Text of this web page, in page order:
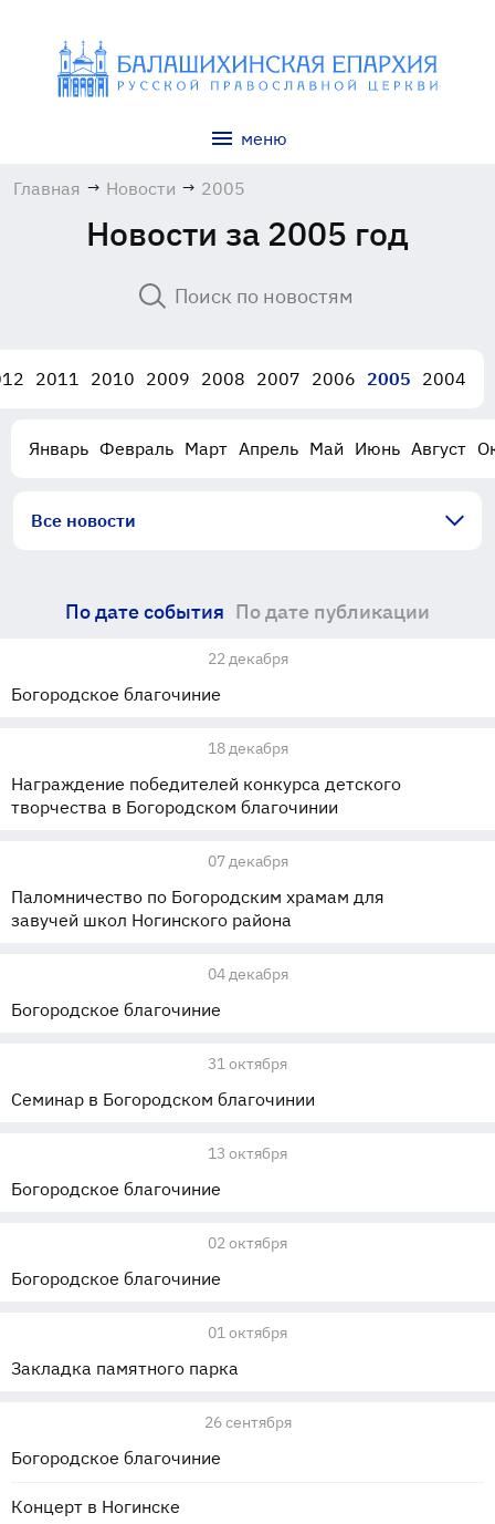
меню
Главная → Новости → 2005
Новости за 2005 год
2011 2010 2009 2008 2007 2006 2005 2004
Январь Февраль Март Апрель Май Июнь Август
Все новости
По дате события По дате публикации
22 декабря
Богородское благочиние
18 декабря
Награждение победителей конкурса детского
творчества в Богородском благочинии
07 декабря
Паломничество по Богородским храмам для
завучей школ Ногинского района
04 декабря
Богородское благочиние
31 октября
Семинар в Богородском благочинии
13 октября
Богородское благочиние
02 октября
Богородское благочиние
01 октября
Закладка памятного парка
26 сентября
Богородское благочиние
Концерт в Ногинске